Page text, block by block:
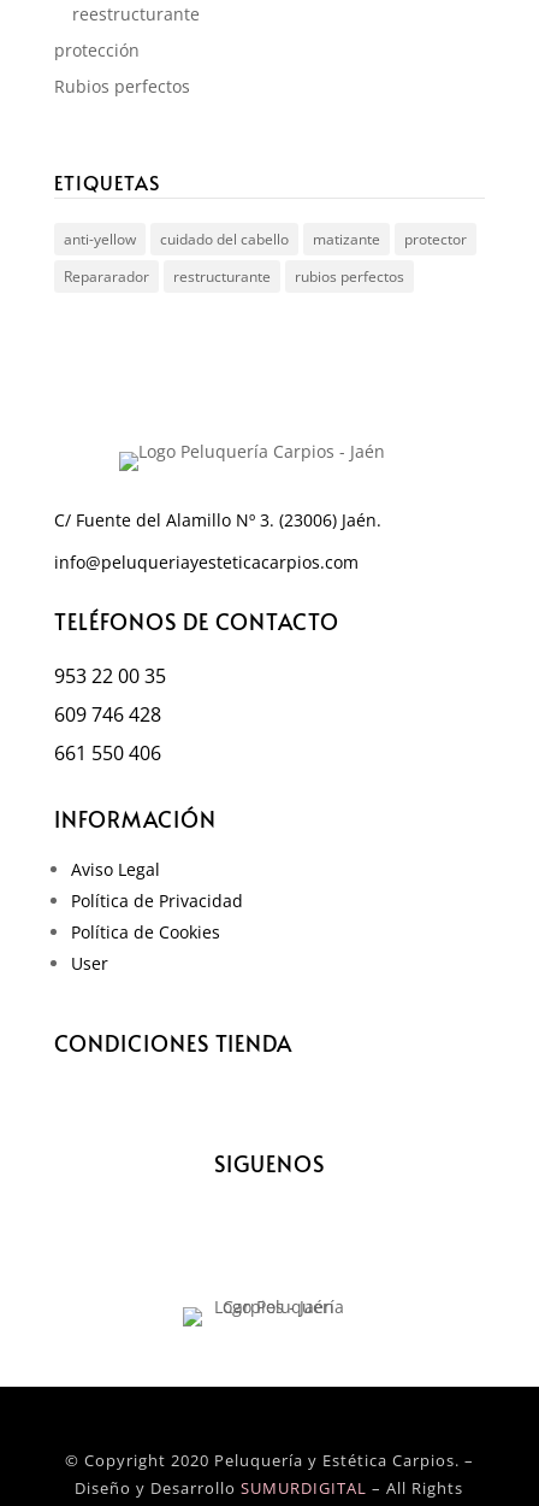
reestructurante
protección
Rubios perfectos
ETIQUETAS
anti-yellow cuidado del cabello matizante
protector
Repararador
restructurante rubios perfectos
C/ Fuente del Alamillo Nº 3. (23006) Jaén.
info@peluqueriayesteticacarpios.com
TELÉFONOS DE CONTACTO
953 22 00 35
609 746 428
661 550 406
INFORMACIÓN
Aviso Legal
Política de Privacidad
Política de Cookies
User
CONDICIONES TIENDA
SIGUENOS
© Copyright 2020 Peluquería y Estética Carpios. –
Diseño y DesarrolloSUMURDIGITAL – All Rights